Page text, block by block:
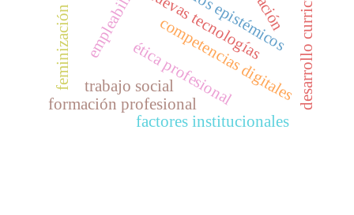
trabajo social
nuevas tecnologías
ética profesional
formación profesionalcompetencias digitalesdesarrollo curricular
feminización
factores institucionales